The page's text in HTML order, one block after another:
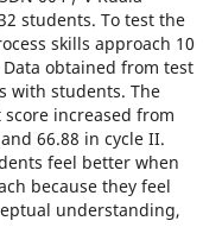
students. To test the
skills approach 10
obtained from test
with students. The
increased from
66.88 in cycle II.
feel better when
because they feel
understanding,